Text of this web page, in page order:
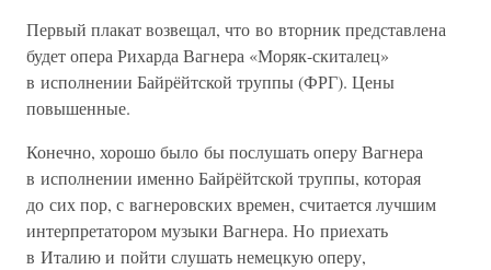
Первый плакат возвещал, что во вторник представлена
будет опера Рихарда Вагнера «Моряк-скиталец»
в исполнении Байрёйтской труппы (ФРГ). Цены
повышенные.
Конечно, хорошо было бы послушать оперу Вагнера
в исполнении именно Байрёйтской труппы, которая
до сих пор, с вагнеровских времен, считается лучшим
интерпретатором музыки Вагнера. Но приехать
в Италию и пойти слушать немецкую оперу,